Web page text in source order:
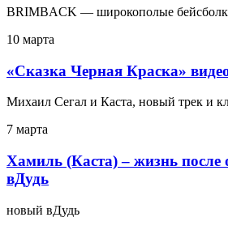
BRIMBACK — широкополые
10 марта
«Сказка Черная Краска»
Михаил Сегал и Каста, новый трек и
7 марта
Хамиль (Каста) – жизнь после
вДудь
новый вДудь